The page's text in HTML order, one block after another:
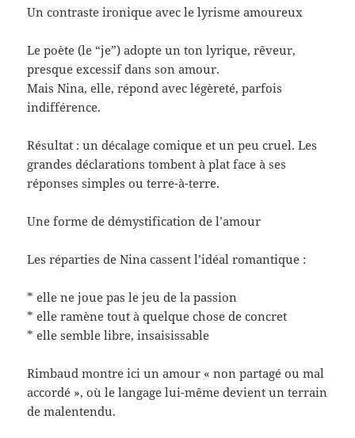
Un contraste ironique avec le lyrisme amoureux
Le poète (le “je”) adopte un ton lyrique, rêveur,
presque excessif dans son amour.
Mais Nina, elle, répond avec légèreté, parfois
indifférence.
Résultat : un décalage comique et un peu cruel. Les
grandes déclarations tombent à plat face à ses
réponses simples ou terre-à-terre.
Une forme de démystification de l’amour
Les réparties de Nina cassent l’idéal romantique :
* elle ne joue pas le jeu de la passion
* elle ramène tout à quelque chose de concret
* elle semble libre, insaisissable
Rimbaud montre ici un amour « non partagé ou mal
accordé », où le langage lui-même devient un terrain
de malentendu.